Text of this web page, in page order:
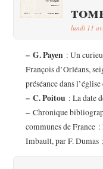
lundi 11
– G. Payen : Un
François d’Orléans,
préséance dans
– C. Poitou : La date
–Chronique
communes de France
Imbault, par F.